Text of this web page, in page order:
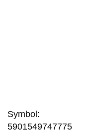
Symbol:
5901549747775